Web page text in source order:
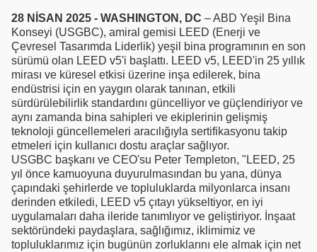
28 NİSAN 2025 - WASHINGTON, DC – ABD Yeşil Bina
Konseyi (USGBC), amiral gemisi LEED (Enerji ve
Çevresel Tasarımda Liderlik) yeşil bina programının en son
sürümü olan LEED v5'i başlattı. LEED v5, LEED'in 25 yıllık
mirası ve küresel etkisi üzerine inşa edilerek, bina
endüstrisi için en yaygın olarak tanınan, etkili
sürdürülebilirlik standardını güncelliyor ve güçlendiriyor ve
aynı zamanda bina sahipleri ve ekiplerinin gelişmiş
teknoloji güncellemeleri aracılığıyla sertifikasyonu takip
etmeleri için kullanıcı dostu araçlar sağlıyor.
USGBC başkanı ve CEO'su Peter Templeton, "LEED, 25
yıl önce kamuoyuna duyurulmasından bu yana, dünya
çapındaki şehirlerde ve topluluklarda milyonlarca insanı
derinden etkiledi, LEED v5 çıtayı yükseltiyor, en iyi
uygulamaları daha ileride tanımlıyor ve geliştiriyor. İnşaat
sektöründeki paydaşlara, sağlığımız, iklimimiz ve
topluluklarımız için bugünün zorluklarını ele almak için net